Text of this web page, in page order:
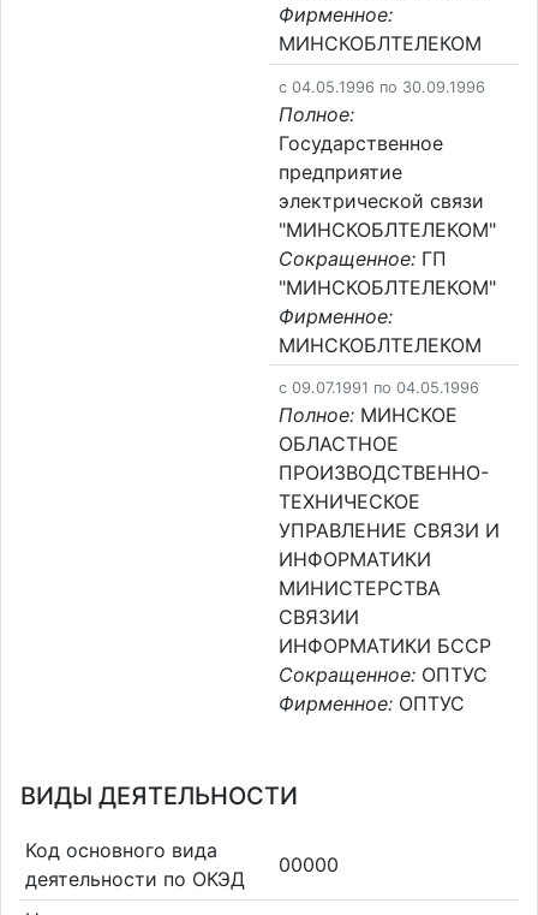
Фирменное:
МИНСКОБЛТЕЛЕКОМ
c 04.05.1996 по 30.09.1996
Полное:
Государственное
предприятие
электрической связи
"МИНСКОБЛТЕЛЕКОМ"
Сокращенное: ГП
"МИНСКОБЛТЕЛЕКОМ"
Фирменное:
МИНСКОБЛТЕЛЕКОМ
c 09.07.1991 по 04.05.1996
Полное: МИНСКОЕ
ОБЛАСТНОЕ
ПРОИЗВОДСТВЕННО-
ТЕХНИЧЕСКОЕ
УПРАВЛЕНИЕ СВЯЗИ И
ИНФОРМАТИКИ
МИНИСТЕРСТВА
СВЯЗИИ
ИНФОРМАТИКИ БССР
Сокращенное: ОПТУС
Фирменное: ОПТУС
ВИДЫ ДЕЯТЕЛЬНОСТИ
Код основного вида
деятельности по ОКЭД
00000